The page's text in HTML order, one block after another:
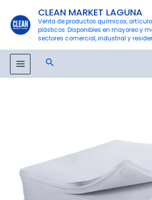
contenido
CLEAN MARKET LAGUNA
Venta de productos químicos,
plásticos. Disponibles en mayoreo y
sectores comercial, industrial y
MAIN
Buscar